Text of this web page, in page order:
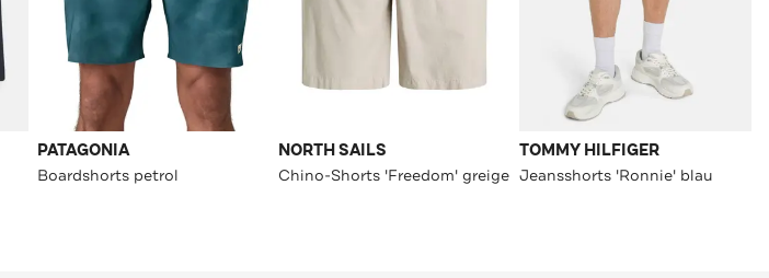
PATAGONIA
Boardshorts petrol
NORTH SAILS
Chino-Shorts 'Freedom' greige
TOMMY HILFIGER
Jeansshorts 'Ronnie' blau